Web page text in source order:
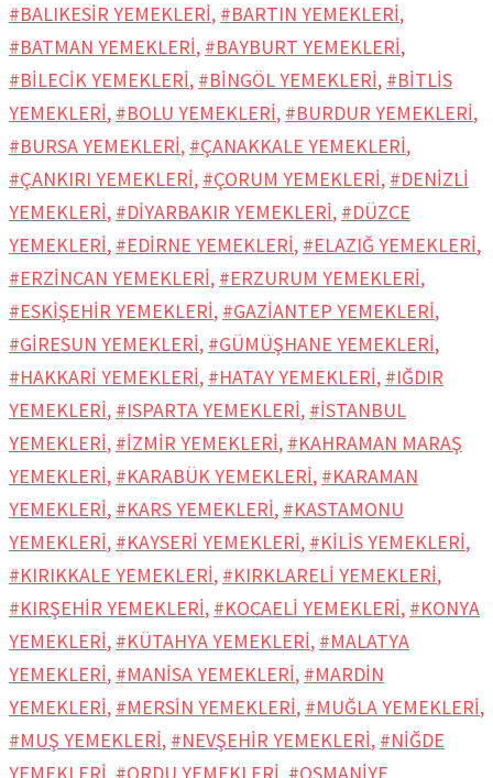
#BALIKESİR YEMEKLERİ, #BARTIN YEMEKLERİ,
#BATMAN YEMEKLERİ, #BAYBURT YEMEKLERİ,
#BİLECİK YEMEKLERİ, #BİNGÖL YEMEKLERİ, #BİTLİS
YEMEKLERİ, #BOLU YEMEKLERİ, #BURDUR YEMEKLERİ,
#BURSA YEMEKLERİ, #ÇANAKKALE YEMEKLERİ,
#ÇANKIRI YEMEKLERİ, #ÇORUM YEMEKLERİ, #DENİZLİ
YEMEKLERİ, #DİYARBAKIR YEMEKLERİ, #DÜZCE
YEMEKLERİ, #EDİRNE YEMEKLERİ, #ELAZIĞ YEMEKLERİ,
#ERZİNCAN YEMEKLERİ, #ERZURUM YEMEKLERİ,
#ESKİŞEHİR YEMEKLERİ, #GAZİANTEP YEMEKLERİ,
#GİRESUN YEMEKLERİ, #GÜMÜŞHANE YEMEKLERİ,
#HAKKARİ YEMEKLERİ, #HATAY YEMEKLERİ, #IĞDIR
YEMEKLERİ, #ISPARTA YEMEKLERİ, #İSTANBUL
YEMEKLERİ, #İZMİR YEMEKLERİ, #KAHRAMAN MARAŞ
YEMEKLERİ, #KARABÜK YEMEKLERİ, #KARAMAN
YEMEKLERİ, #KARS YEMEKLERİ, #KASTAMONU
YEMEKLERİ, #KAYSERİ YEMEKLERİ, #KİLİS YEMEKLERİ,
#KIRIKKALE YEMEKLERİ, #KIRKLARELİ YEMEKLERİ,
#KIRŞEHİR YEMEKLERİ, #KOCAELİ YEMEKLERİ, #KONYA
YEMEKLERİ, #KÜTAHYA YEMEKLERİ, #MALATYA
YEMEKLERİ, #MANİSA YEMEKLERİ, #MARDİN
YEMEKLERİ, #MERSİN YEMEKLERİ, #MUĞLA YEMEKLERİ,
#MUŞ YEMEKLERİ, #NEVŞEHİR YEMEKLERİ, #NİĞDE